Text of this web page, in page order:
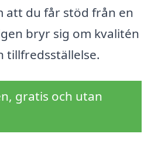
att du får stöd från en
bryr sig om kvalitén
tillfredsställelse.
gratis och utan